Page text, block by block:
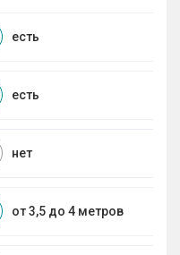
есть
есть
нет
от 3,5 до 4 метров